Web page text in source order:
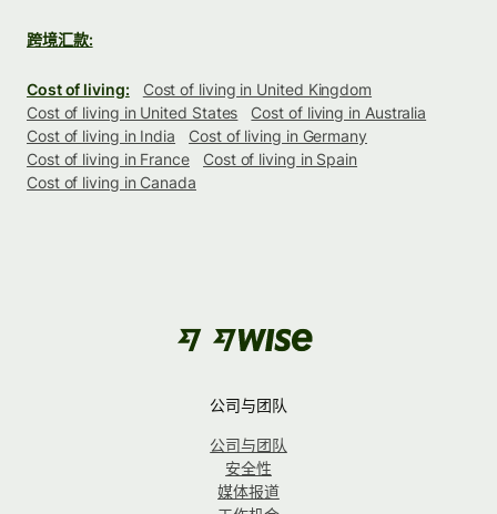
跨境汇款:
Cost of living:
Cost of living in United Kingdom
Cost of living in United States
Cost of living in Australia
Cost of living in India
Cost of living in Germany
Cost of living in France
Cost of living in Spain
Cost of living in Canada
公司与团队
公司与团队
安全性
媒体报道